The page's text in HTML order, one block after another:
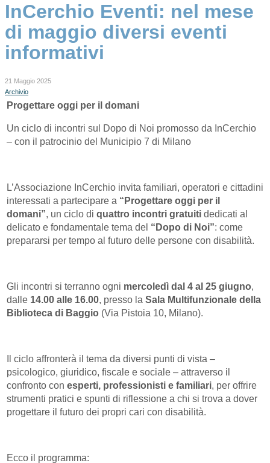
InCerchio Eventi: nel mese
di maggio diversi eventi
informativi
21 Maggio 2025
Archivio
Progettare oggi per il domani
Un ciclo di incontri sul Dopo di Noi promosso da InCerchio
– con il patrocinio del Municipio 7 di Milano
L’Associazione InCerchio invita familiari, operatori e cittadini
interessati a partecipare a “Progettare oggi per il
domani”, un ciclo di quattro incontri gratuiti dedicati al
delicato e fondamentale tema del “Dopo di Noi”: come
prepararsi per tempo al futuro delle persone con disabilità.
Gli incontri si terranno ogni mercoledì dal 4 al 25 giugno,
dalle 14.00 alle 16.00, presso la Sala Multifunzionale della
Biblioteca di Baggio (Via Pistoia 10, Milano).
Il ciclo affronterà il tema da diversi punti di vista –
psicologico, giuridico, fiscale e sociale – attraverso il
confronto con esperti, professionisti e familiari, per offrire
strumenti pratici e spunti di riflessione a chi si trova a dover
progettare il futuro dei propri cari con disabilità.
Ecco il programma: